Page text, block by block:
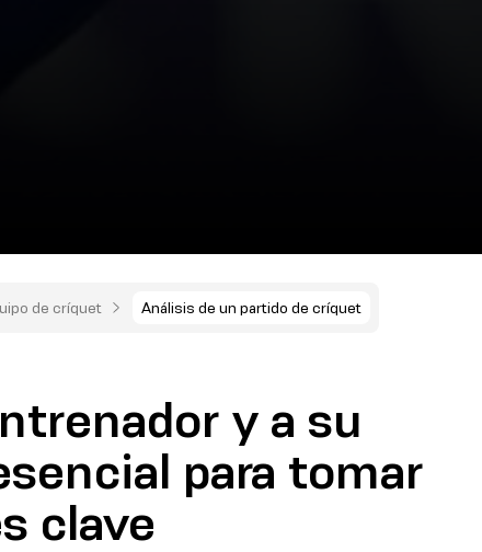
de críquet Análisis de un partido de críquet
y a su
para tomar
clave